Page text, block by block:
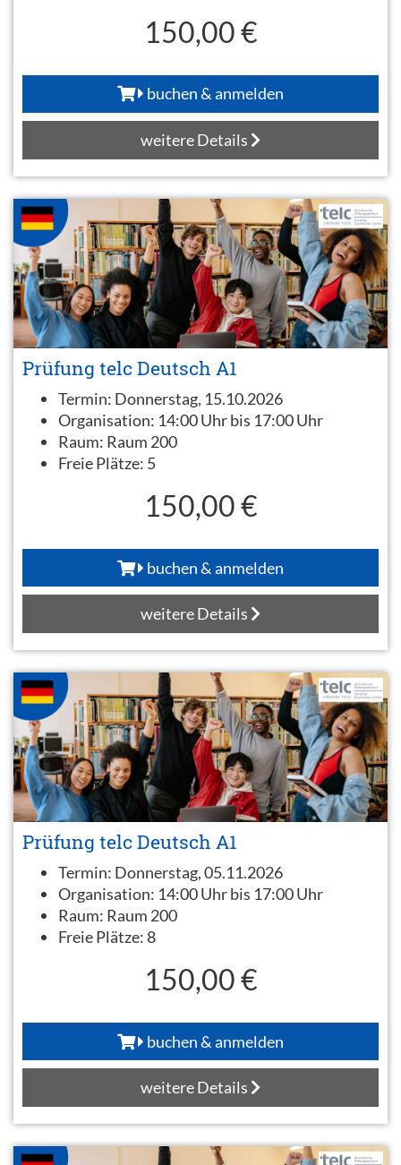
150,00 €
buchen & anmelden
weitere Details
Prüfung telc Deutsch A1
Termin: Donnerstag, 15.10.2026
Organisation: 14:00 Uhr bis 17:00 Uhr
Raum: Raum 200
Freie Plätze: 5
150,00 €
buchen & anmelden
weitere Details
Prüfung telc Deutsch A1
Termin: Donnerstag, 05.11.2026
Organisation: 14:00 Uhr bis 17:00 Uhr
Raum: Raum 200
Freie Plätze: 8
150,00 €
buchen & anmelden
weitere Details